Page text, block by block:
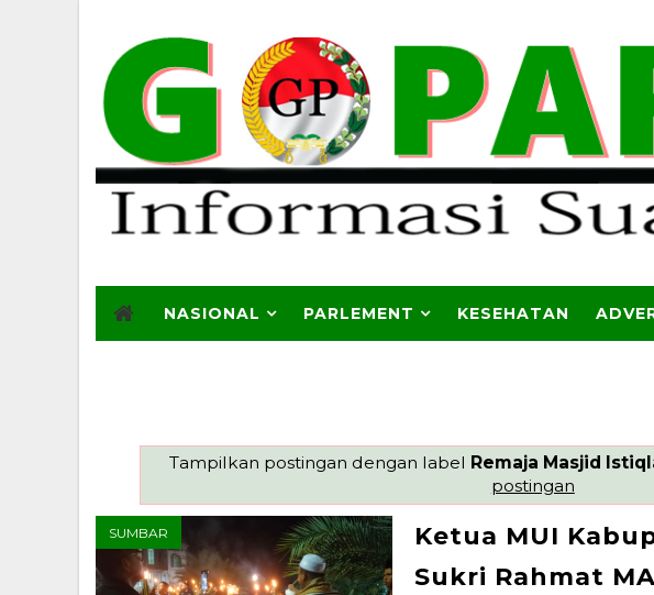
NASIONAL PARLEMENT KESEHATAN
Tampilkan postingan dengan label Remaja Masjid
postingan
SUMBAR
Ketua MUI
Sukri Rahmat